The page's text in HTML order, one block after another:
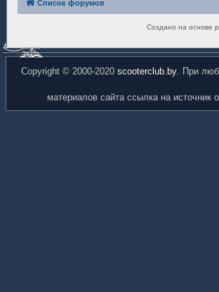
Список форумов
Создано на основе
Copyright © 2000-2020 scooterclub.by. При
материалов сайта ссылка на источник